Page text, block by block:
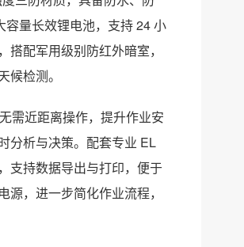
量长效锂电池，支持 24 小
配军用级别防红外暗室，
检测。
需近距离操作，提升作业安
分析与决策。配套专业 EL
支持数据导出与打印，便于
，进一步简化作业流程，